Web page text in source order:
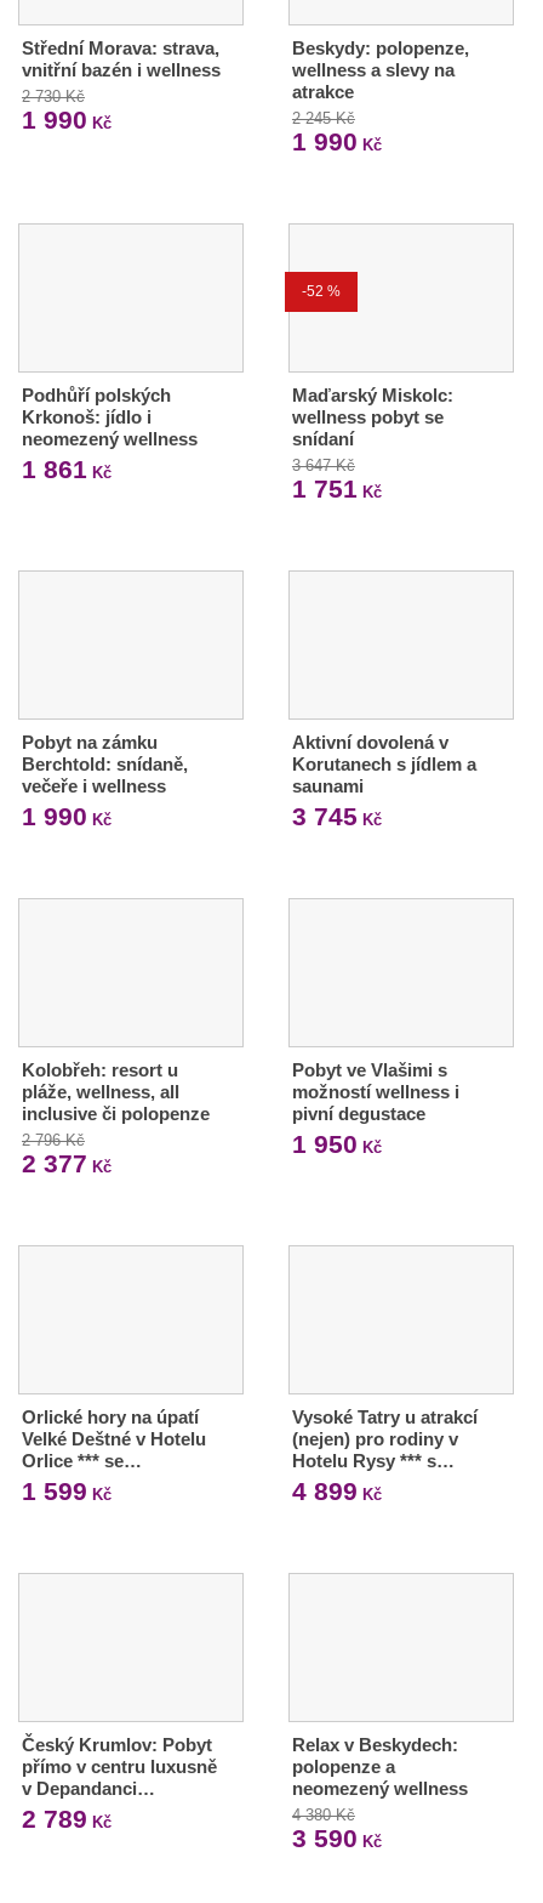
Střední Morava: strava,
vnitřní bazén i wellness
2 730 Kč
1 990 Kč
Beskydy: polopenze,
wellness a slevy na
atrakce
2 245 Kč
1 990 Kč
Podhůří polských
Krkonoš: jídlo i
neomezený wellness
1 861 Kč
-52 %
Maďarský Miskolc:
wellness pobyt se
snídaní
3 647 Kč
1 751 Kč
Pobyt na zámku
Berchtold: snídaně,
večeře i wellness
1 990 Kč
Aktivní dovolená v
Korutanech s jídlem a
saunami
3 745 Kč
Kolobřeh: resort u
pláže, wellness, all
inclusive či polopenze
2 796 Kč
2 377 Kč
Pobyt ve Vlašimi s
možností wellness i
pivní degustace
1 950 Kč
Orlické hory na úpatí
Velké Deštné v Hotelu
Orlice *** se…
1 599 Kč
Vysoké Tatry u atrakcí
(nejen) pro rodiny v
Hotelu Rysy *** s…
4 899 Kč
Český Krumlov: Pobyt
přímo v centru luxusně
v Depandanci…
2 789 Kč
Relax v Beskydech:
polopenze a
neomezený wellness
4 380 Kč
3 590 Kč